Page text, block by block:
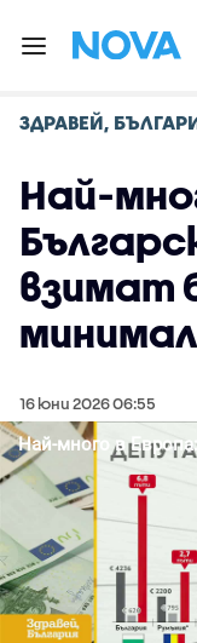
ЗДРАВЕЙ,
Най-
взимат
16 юни 2026 06:55